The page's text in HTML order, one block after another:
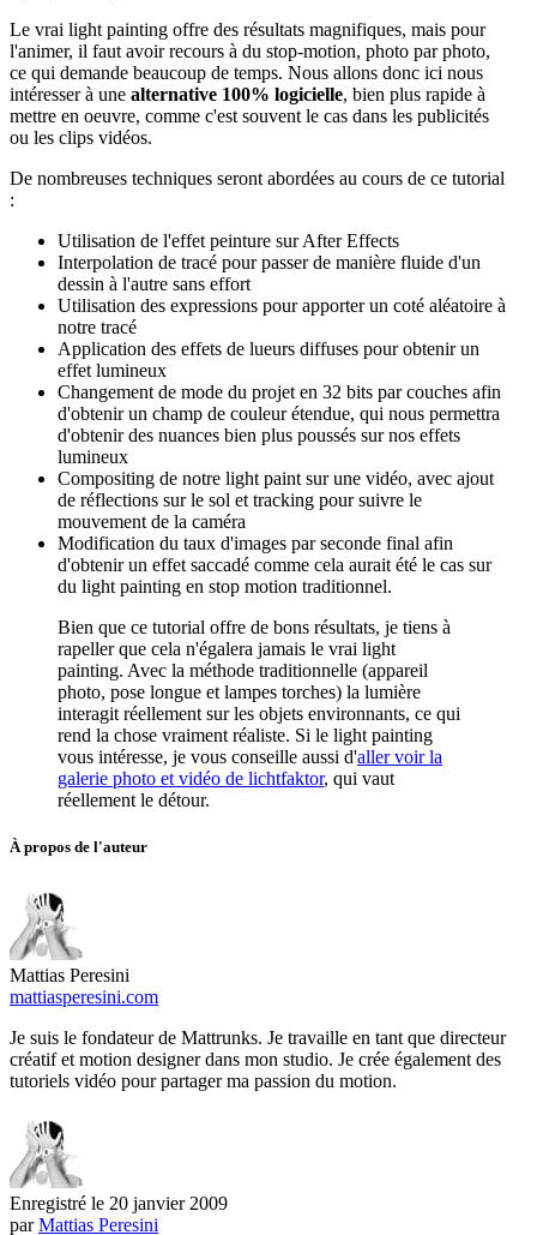
Le vrai light painting offre des résultats magnifiques, mais pour
l'animer, il faut avoir recours à du stop-motion, photo par photo,
ce qui demande beaucoup de temps. Nous allons donc ici nous
intéresser à une alternative 100% logicielle, bien plus rapide à
mettre en oeuvre, comme c'est souvent le cas dans les publicités
ou les clips vidéos.
De nombreuses techniques seront abordées au cours de ce tutorial
:
Utilisation de l'effet peinture sur After Effects
Interpolation de tracé pour passer de manière fluide d'un
dessin à l'autre sans effort
Utilisation des expressions pour apporter un coté aléatoire à
notre tracé
Application des effets de lueurs diffuses pour obtenir un
effet lumineux
Changement de mode du projet en 32 bits par couches afin
d'obtenir un champ de couleur étendue, qui nous permettra
d'obtenir des nuances bien plus poussés sur nos effets
lumineux
Compositing de notre light paint sur une vidéo, avec ajout
de réflections sur le sol et tracking pour suivre le
mouvement de la caméra
Modification du taux d'images par seconde final afin
d'obtenir un effet saccadé comme cela aurait été le cas sur
du light painting en stop motion traditionnel.
Bien que ce tutorial offre de bons résultats, je tiens à
rapeller que cela n'égalera jamais le vrai light
painting. Avec la méthode traditionnelle (appareil
photo, pose longue et lampes torches) la lumière
interagit réellement sur les objets environnants, ce qui
rend la chose vraiment réaliste. Si le light painting
vous intéresse, je vous conseille aussi d'aller voir la
galerie photo et vidéo de lichtfaktor, qui vaut
réellement le détour.
À propos de l'auteur
Mattias Peresini
mattiasperesini.com
Je suis le fondateur de Mattrunks. Je travaille en tant que directeur
créatif et motion designer dans mon studio. Je crée également des
tutoriels vidéo pour partager ma passion du motion.
Enregistré le 20 janvier 2009
parMattias Peresini